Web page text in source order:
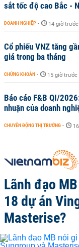
sắt tốc độ cao Bắc -
DOANH NGHIỆP - 14 giờ trước
Cổ phiếu VNZ tăng
giá trong ba tháng
CHỨNG KHOÁN - 15 giờ trước
Báo cáo F&B QI/
nhuận của doanh
CHUYỂN ĐỘNG THỊ TRƯỜNG -
Lãnh đạo
18 dự án
Masterise?